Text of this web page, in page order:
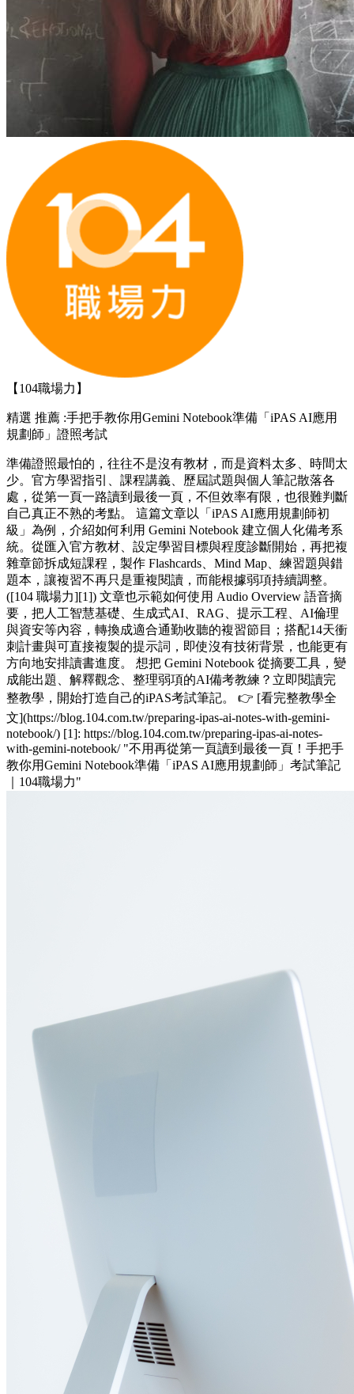
【104職場力】
精選 推薦 :手把手教你用Gemini Notebook準備「iPAS AI應用
規劃師」證照考試
準備證照最怕的，往往不是沒有教材，而是資料太多、時間太
少。官方學習指引、課程講義、歷屆試題與個人筆記散落各
處，從第一頁一路讀到最後一頁，不但效率有限，也很難判斷
自己真正不熟的考點。 這篇文章以「iPAS AI應用規劃師初
級」為例，介紹如何利用 Gemini Notebook 建立個人化備考系
統。從匯入官方教材、設定學習目標與程度診斷開始，再把複
雜章節拆成短課程，製作 Flashcards、Mind Map、練習題與錯
題本，讓複習不再只是重複閱讀，而能根據弱項持續調整。
([104 職場力][1]) 文章也示範如何使用 Audio Overview 語音摘
要，把人工智慧基礎、生成式AI、RAG、提示工程、AI倫理
與資安等內容，轉換成適合通勤收聽的複習節目；搭配14天衝
刺計畫與可直接複製的提示詞，即使沒有技術背景，也能更有
方向地安排讀書進度。 想把 Gemini Notebook 從摘要工具，變
成能出題、解釋觀念、整理弱項的AI備考教練？立即閱讀完
整教學，開始打造自己的iPAS考試筆記。 👉 [看完整教學全
文](https://blog.104.com.tw/preparing-ipas-ai-notes-with-gemini-
notebook/) [1]: https://blog.104.com.tw/preparing-ipas-ai-notes-
with-gemini-notebook/ "不用再從第一頁讀到最後一頁！手把手
教你用Gemini Notebook準備「iPAS AI應用規劃師」考試筆記
｜104職場力"